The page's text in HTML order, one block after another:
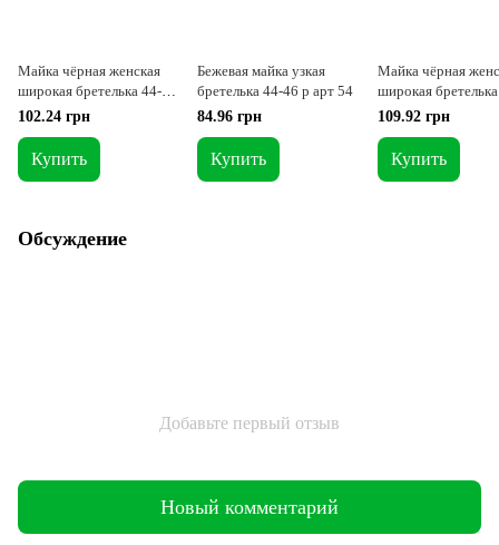
Майка чёрная женская
широкая бретелька 44-46
р арт 54-XS
102.24 грн
Купить
Бежевая майка узкая
бретелька 44-46 р арт 54
84.96 грн
Купить
Майка чёрная
широкая
48 р арт 56-S
109.92 грн
Купить
Обсуждение
Добавьте первый отзыв
Новый комментарий